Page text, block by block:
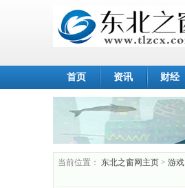
首页 资讯 财经
当前位置： 东北之窗网主页 > 游戏